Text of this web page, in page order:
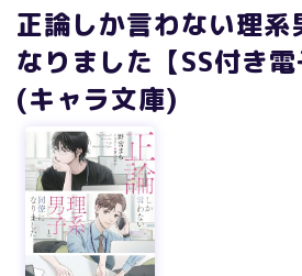
正論しか言わない理系
なりました【SS付き電
(キャラ文庫)